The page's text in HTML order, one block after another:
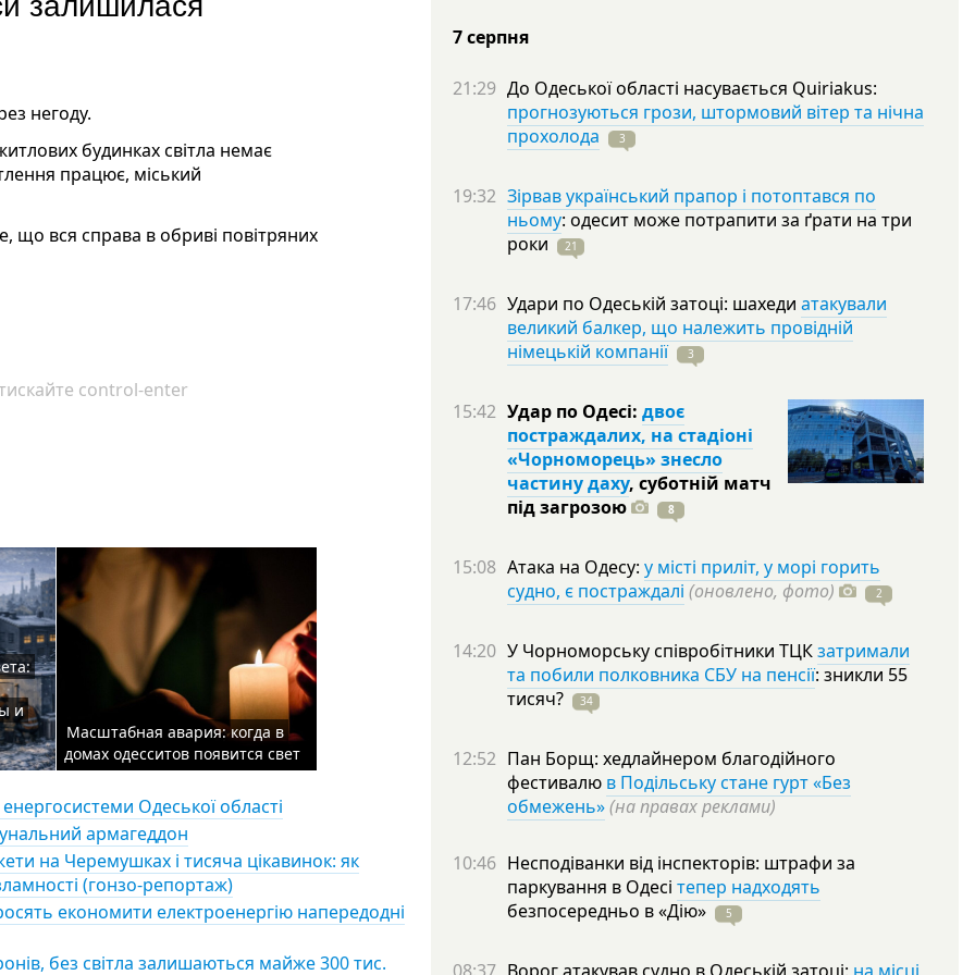
негоду.
будинках світла немає
працює, міський
що вся справа в обриві повітряних
control-enter
и
Масштабная авария: когда в
домах одесситов появится свет
Одеської області
армагеддон
на Черемушках і тисяча цікавинок: як
(гонзо-репортаж)
економити електроенергію напередодні
без світла залишаються майже 300 тис.
7 серпня
21:29 До Одеської області насувається Quiriakus:
прогнозуються грози, штормовий вітер та нічна
прохолода
3
19:32 Зірвав український прапор і потоптався по
ньому: одесит може потрапити за ґрати на три
роки
21
17:46 Удари по Одеській затоці: шахеди атакували
великий балкер, що належить провідній
німецькій компанії
3
15:42 Удар по Одесі: двоє
постраждалих, на стадіоні
«Чорноморець» знесло
частину даху, суботній матч
підзагрозою 8
15:08 Атака на Одесу: у місті приліт, у морі горить
судно, є постраждалі (оновлено, фото) 2
14:20 У Чорноморську співробітники ТЦКзатримали
та побили полковника СБУ на пенсії: зникли 55
тисяч?
34
12:52 Пан Борщ: хедлайнером благодійного
фестивалю в Подільську стане гурт «Без
обмежень»(на правах реклами)
10:46 Несподіванки від інспекторів: штрафи за
паркування в Одесі тепер надходять
безпосередньо в«Дію» 5